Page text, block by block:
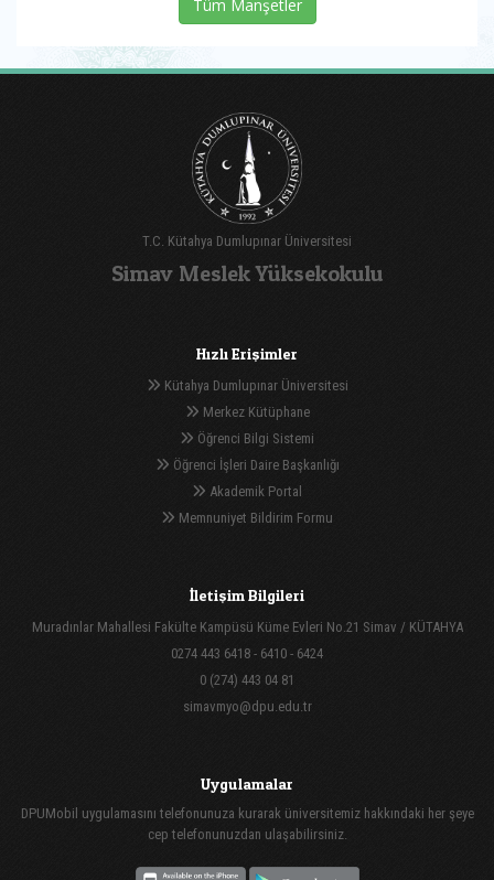
Tüm Manşetler
T.C. Kütahya Dumlupınar Üniversitesi
Simav Meslek Yüksekokulu
Hızlı Erişimler
Kütahya Dumlupınar Üniversitesi
Merkez Kütüphane
Öğrenci Bilgi Sistemi
Öğrenci İşleri Daire Başkanlığı
Akademik Portal
Memnuniyet Bildirim Formu
İletişim Bilgileri
Muradınlar Mahallesi Fakülte Kampüsü Küme Evleri No.21 Simav / KÜTAHYA
0274 443 6418 - 6410 - 6424
0 (274) 443 04 81
simavmyo@dpu.edu.tr
Uygulamalar
DPUMobil uygulamasını telefonunuza kurarak üniversitemiz hakkındaki her şeye
cep telefonunuzdan ulaşabilirsiniz.